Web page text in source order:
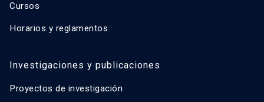
Cursos
Horarios y reglamentos
Investigaciones y publicaciones
Proyectos de investigación